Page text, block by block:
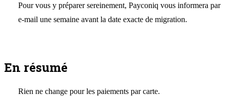
Pour vous y préparer sereinement, Payconiq vous informera par
e-mail une semaine avant la date exacte de migration.
En résumé
Rien ne change pour les paiements par carte.